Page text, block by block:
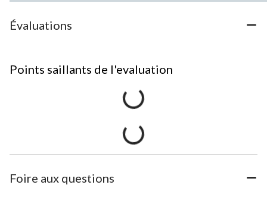
Évaluations
Points saillants de l'evaluation
Foire aux questions